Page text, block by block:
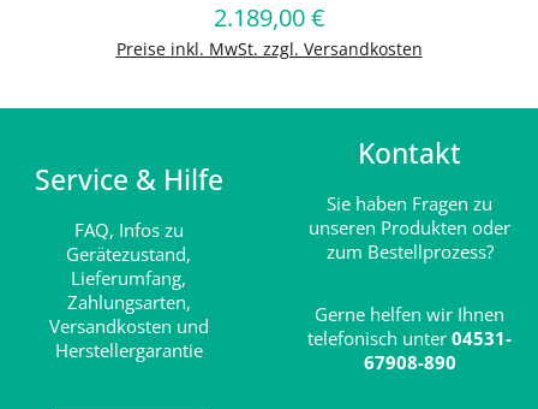
Regulärer Preis:
2.189,00 €
Preise inkl. MwSt. zzgl. Versandkosten
In den Warenkorb
Service & Hilfe
FAQ, Infos zu
Gerätezustand,
Lieferumfang,
Zahlungsarten,
Versandkosten und
Herstellergarantie
Kontakt
Sie haben Fragen zu
unseren Produkten oder
zum Bestellprozess?
Gerne helfen wir Ihnen
telefonisch unter 04531-
67908-890